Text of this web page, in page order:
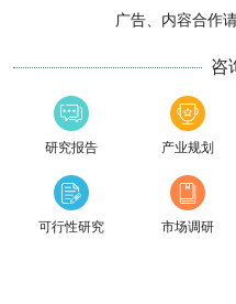
广告、内容合作
咨
研究报告 产业规划
可行性研究 市场调研